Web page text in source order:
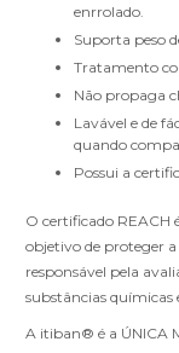
enrrolado.
Suporta peso
Tratamento
Não propaga
Lavável e de fácil manutenção, sendo extremamente leve
quando
Possui a
O certificado
objetivo de proteger a
responsável pela
substâncias químicas
A itiban® é a ÚNICA